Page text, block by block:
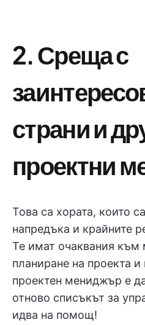
2. Среща с
странии
проектни
Това са хората, които
напредъка и крайните
Те имат очаквания към
планиране на проекта и
проектен мениджър е
отново списъкът за
идва на помощ!